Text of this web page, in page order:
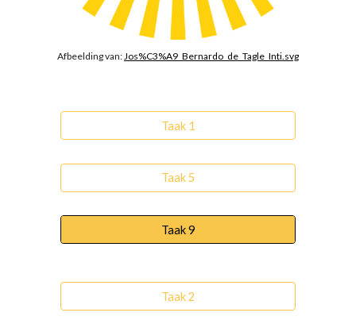
Afbeelding van: Jos%C3%A9_Bernardo_de_Tagle_Inti.svg
Taak 1
Taak 5
Taak 9
Taak 2